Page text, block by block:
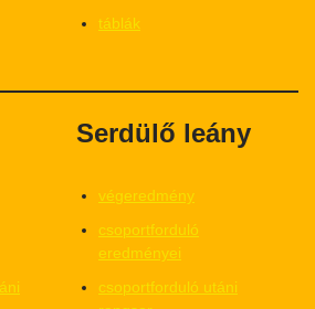
táblák
Serdülő leány
végeredmény
csoportforduló
eredményei
csoportforduló utáni